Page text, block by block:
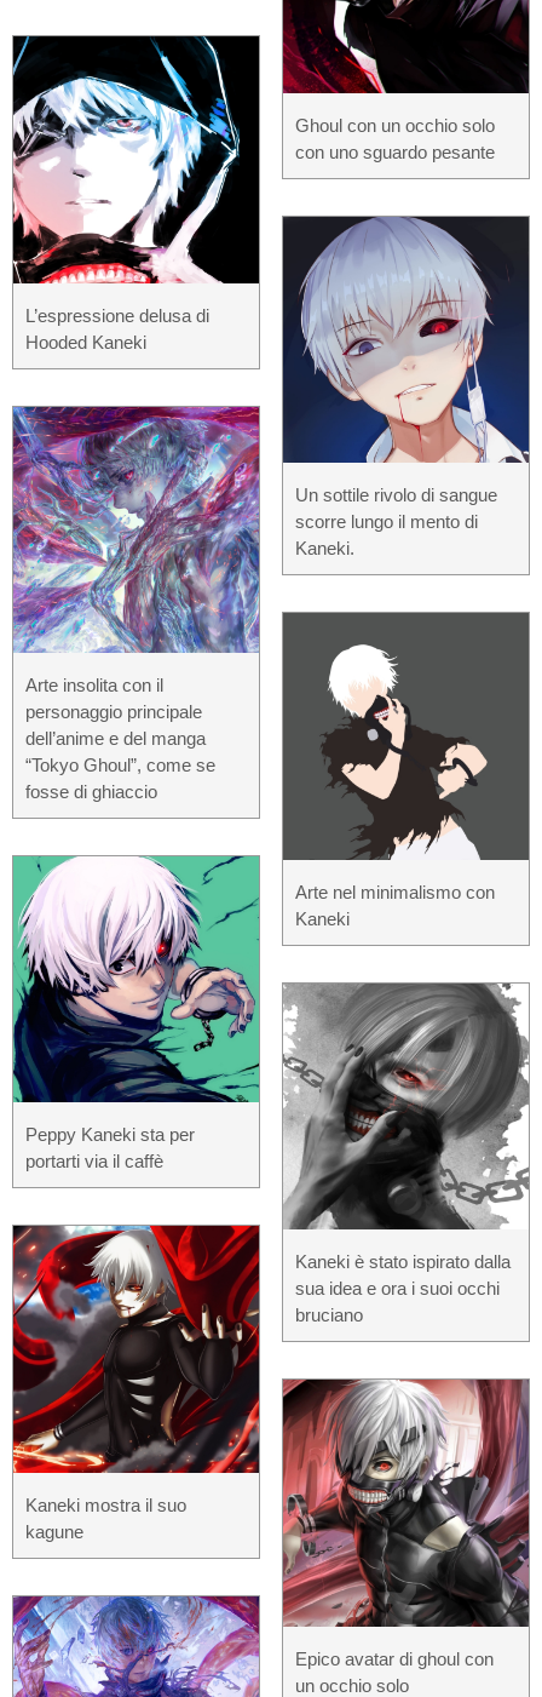
L’espressione delusa di
Hooded Kaneki
Arte insolita con il
personaggio principale
dell’anime e del manga
“Tokyo Ghoul”, come se
fosse di ghiaccio
Peppy Kaneki sta per
portarti via il caffè
Kaneki mostra il suo
kagune
Ghoul con un occhio solo
con uno sguardo pesante
Un sottile rivolo di sangue
scorre lungo il mento di
Kaneki.
Arte nel minimalismo con
Kaneki
Kaneki è stato ispirato dalla
sua idea e ora i suoi occhi
bruciano
Epico avatar di ghoul con
un occhio solo